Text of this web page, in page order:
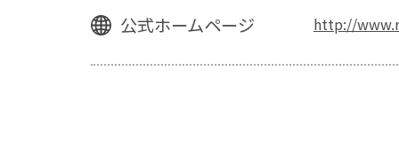
公式ホームページ http://